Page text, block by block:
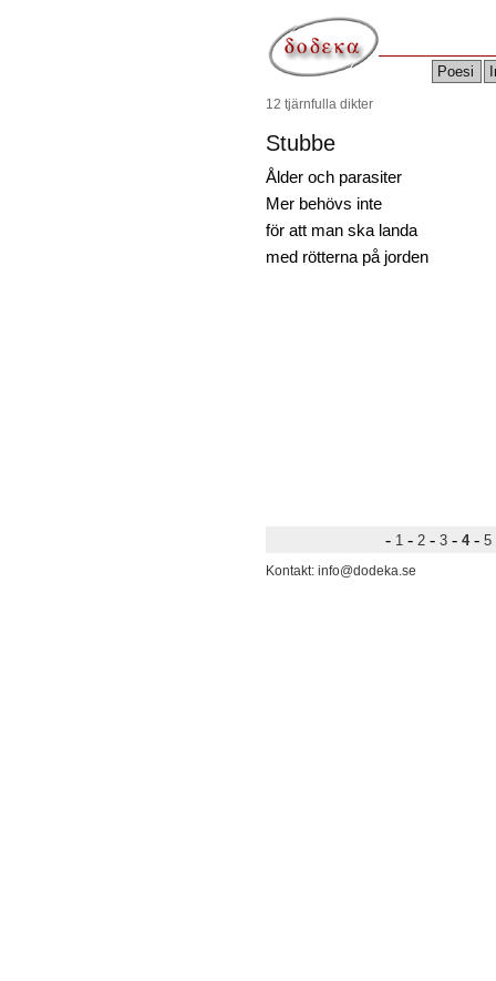
Poesi
12 tjärnfulla dikter
Stubbe
Ålder och parasiter
Mer behövs inte
för att man ska landa
med rötterna på jorden
-1 -2 -3 - 4 -5
Kontakt: info@dodeka.se